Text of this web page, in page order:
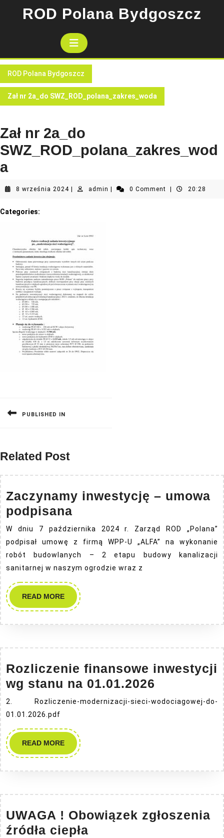
ROD Polana Bydgoszcz
Open
Button
ROD Polana Bydgoszcz
Zał nr 2a_do SWZ_ROD_polana_zakres_woda
Zał nr 2a_do
SWZ_ROD_polana_zakres_wod
a
8 września 20248
admin admin 0 Comment 20:28
Categories:
PUBLISHED IN
Related Post
Zaczynamy inwestycję – umowa
podpisana
inwestycję
–
umowa
podpisana
W dniu 7 października 2024 r. Zarząd ROD „Polana”
podpisał umowę z firmą WPP-U „ALFA” na wykonanie
robót budowlanych – 2 etapu budowy kanalizacji
sanitarnej w naszym ogrodzie wraz z
READ MOREREAD
MORE
Rozliczenie finansowe inwestycji
wg stanu na 01.01.2026
finansowe
01.01.2026
2. Rozliczenie-modernizacji-sieci-wodociagowej-do-
01.01.2026.pdf
READ MOREREAD
MORE
UWAGA ! Obowiązek zgłoszenia
źródła ciepła